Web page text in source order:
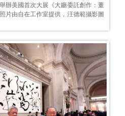
辦美國首次大展《大廳委託創作：董
片由自在工作室提供，汪德範攝影圖